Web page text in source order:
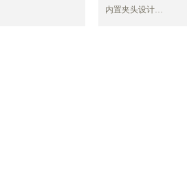
内置夹头设计